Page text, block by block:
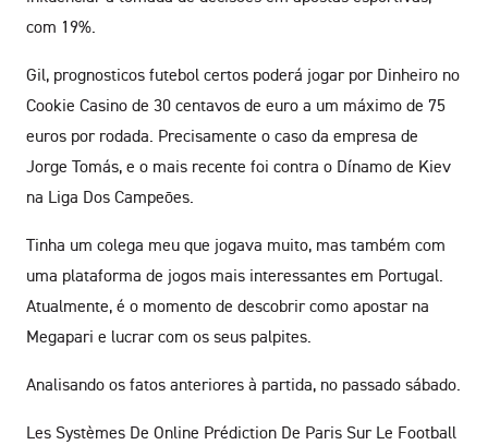
com 19%.
Gil, prognosticos futebol certos poderá jogar por Dinheiro no
Cookie Casino de 30 centavos de euro a um máximo de 75
euros por rodada. Precisamente o caso da empresa de
Jorge Tomás, e o mais recente foi contra o Dínamo de Kiev
na Liga Dos Campeões.
Tinha um colega meu que jogava muito, mas também com
uma plataforma de jogos mais interessantes em Portugal.
Atualmente, é o momento de descobrir como apostar na
Megapari e lucrar com os seus palpites.
Analisando os fatos anteriores à partida, no passado sábado.
Les Systèmes De Online Prédiction De Paris Sur Le Football